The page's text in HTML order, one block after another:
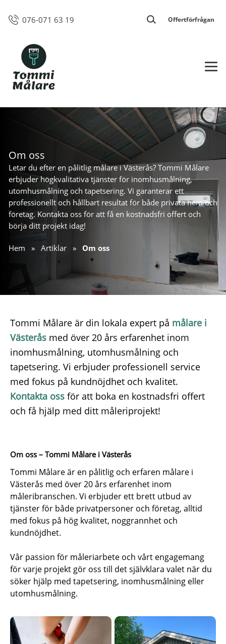
076-071 63 19 Offertförfrågan
Om oss
Letar du efter en pålitlig målare i Västerås? Tommi Målare
erbjuder högkvalitativa tjänster för inomhusmålning,
utomhusmålning och tapetsering. Vi garanterar ett
professionellt och hållbart resultat för både privata hem och
företag. Kontakta oss för att få en kostnadsfri offert och
börja ditt projekt idag!
Hem » Artiklar » Om oss
Tommi Målare är din lokala expert på målare i
Västerås med över 20 års erfarenhet inom
inomhusmålning, utomhusmålning och
tapetsering. Vi erbjuder professionell service
med fokus på kundnöjdhet och kvalitet.
Kontakta oss för att boka en kostnadsfri offert
och få hjälp med ditt måleriprojekt!
Om oss – Tommi Målare i Västerås
Tommi Målare är en pålitlig och erfaren målare i
Västerås med över 20 års erfarenhet inom
måleribranschen. Vi erbjuder ett brett utbud av
tjänster för både privatpersoner och företag, alltid
med fokus på hög kvalitet, noggrannhet och
kundnöjdhet.
Vår passion för måleriarbete och vårt engagemang
för varje projekt gör oss till det självklara valet när du
söker hjälp med tapetsering, inomhusmålning eller
utomhusmålning.